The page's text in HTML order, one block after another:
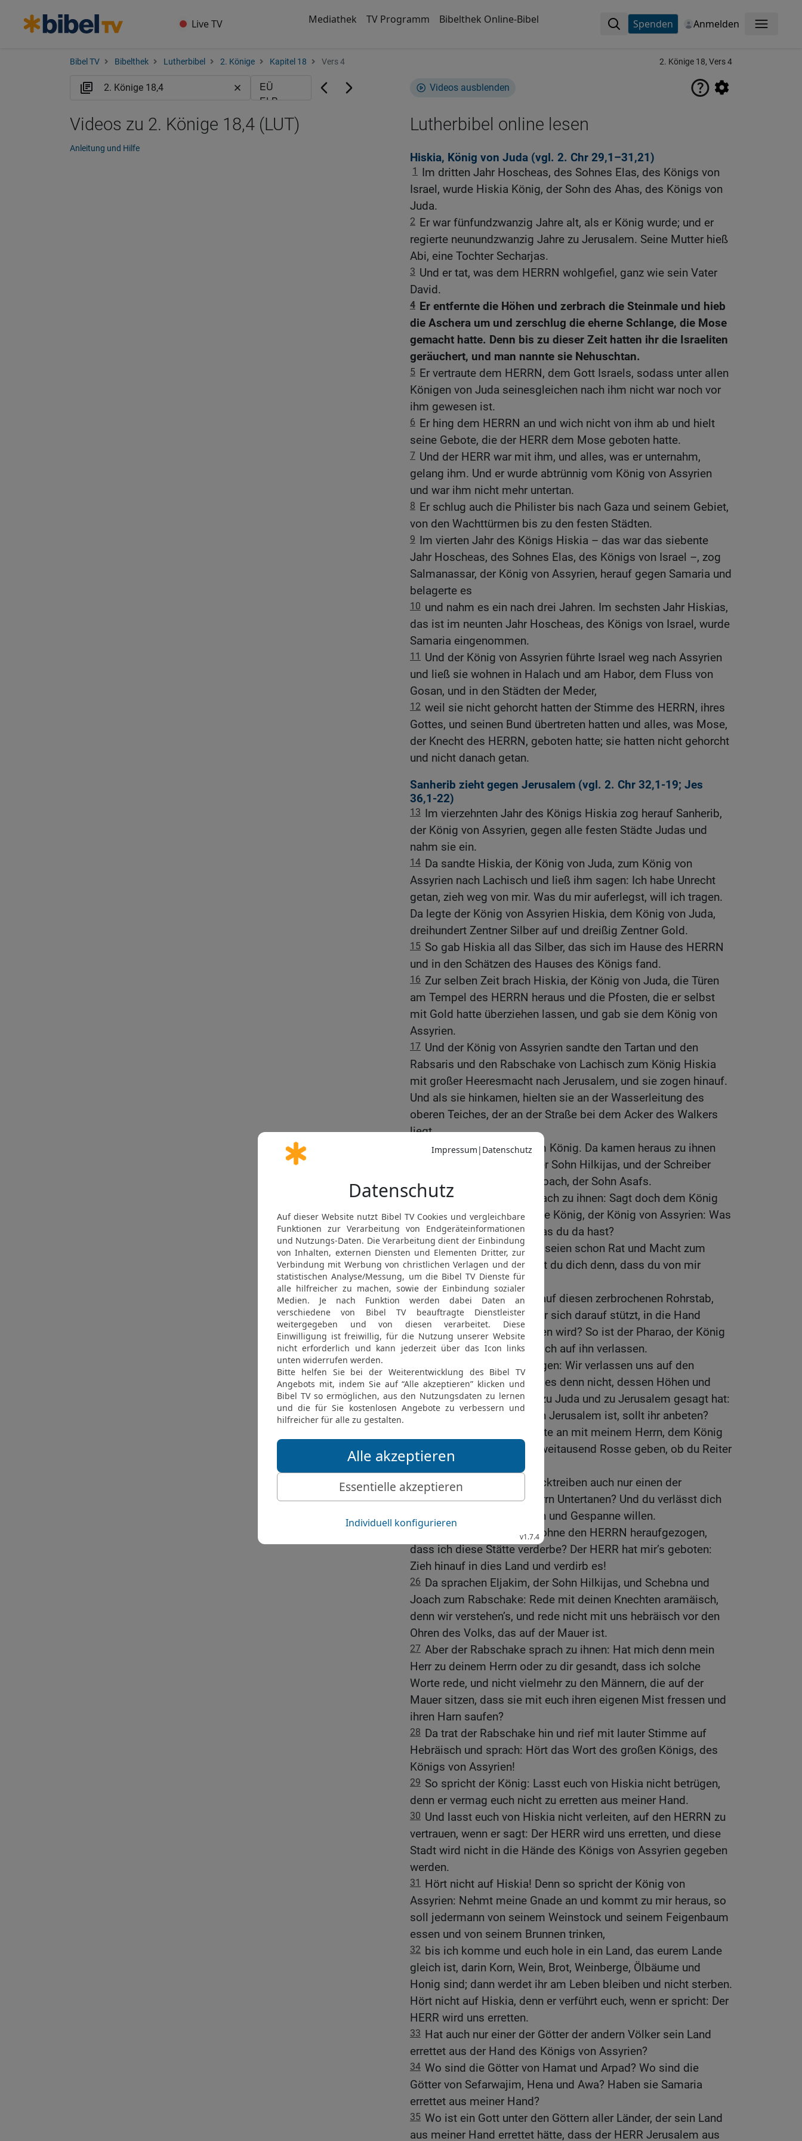
Live TV Mediathek TV Programm Bibelthek Online-Bibel Spenden Anmelden Menü
Bibel TV Bibelthek Lutherbibel 2. Könige Kapitel 18 Vers 4 2. Könige 18, Vers 4
Videos ausblenden
Lutherbibel online lesen
Hiskia, König von Juda (vgl. 2. Chr 29,1–31,21)
1
Im dritten Jahr Hoscheas, des Sohnes Elas, des Königs von
Israel, wurde Hiskia König, der Sohn des Ahas, des Königs von
Juda.
2 Er war fünfundzwanzig Jahre alt, als er König wurde; und er
regierte neunundzwanzig Jahre zu Jerusalem. Seine Mutter hieß
Abi, eine Tochter Secharjas.
3 Und er tat, was dem HERRN wohlgefiel, ganz wie sein Vater
David.
4 Er entfernte die Höhen und zerbrach die Steinmale und hieb
die Aschera um und zerschlug die eherne Schlange, die Mose
gemacht hatte. Denn bis zu dieser Zeit hatten ihr die Israeliten
geräuchert, und man nannte sie Nehuschtan.
5 Er vertraute dem HERRN, dem Gott Israels, sodass unter allen
Königen von Juda seinesgleichen nach ihm nicht war noch vor
ihm gewesen ist.
6 Er hing dem HERRN an und wich nicht von ihm ab und hielt
seine Gebote, die der HERR dem Mose geboten hatte.
7 Und der HERR war mit ihm, und alles, was er unternahm,
gelang ihm. Und er wurde abtrünnig vom König von Assyrien
und war ihm nicht mehr untertan.
8 Er schlug auch die Philister bis nach Gaza und seinem Gebiet,
von den Wachttürmen bis zu den festen Städten.
9 Im vierten Jahr des Königs Hiskia – das war das siebente
Jahr Hoscheas, des Sohnes Elas, des Königs von Israel –, zog
Salmanassar, der König von Assyrien, herauf gegen Samaria und
belagerte es
10 und nahm es ein nach drei Jahren. Im sechsten Jahr Hiskias,
das ist im neunten Jahr Hoscheas, des Königs von Israel, wurde
Samaria eingenommen.
11
Und der König von Assyrien führte Israel weg nach Assyrien
und ließ sie wohnen in Halach und am Habor, dem Fluss von
Gosan, und in den Städten der Meder,
12 weil sie nicht gehorcht hatten der Stimme des HERRN, ihres
Gottes, und seinen Bund übertreten hatten und alles, was Mose,
der Knecht des HERRN, geboten hatte; sie hatten nicht gehorcht
und nicht danach getan.
Sanherib zieht gegen Jerusalem (vgl. 2. Chr 32,1-19; Jes
36,1-22)
13 Im vierzehnten Jahr des Königs Hiskia zog herauf Sanherib,
der König von Assyrien, gegen alle festen Städte Judas und
nahm sie ein.
14 Da sandte Hiskia, der König von Juda, zum König von
Assyrien nach Lachisch und ließ ihm sagen: Ich habe Unrecht
getan, zieh weg von mir. Was du mir auferlegst, will ich tragen.
Da legte der König von Assyrien Hiskia, dem König von Juda,
dreihundert Zentner Silber auf und dreißig Zentner Gold.
15 So gab Hiskia all das Silber, das sich im Hause des HERRN
und in den Schätzen des Hauses des Königs fand.
16 Zur selben Zeit brach Hiskia, der König von Juda, die Türen
am Tempel des HERRN heraus und die Pfosten, die er selbst
mit Gold hatte überziehen lassen, und gab sie dem König von
Assyrien.
17 Und der König von Assyrien sandte den Tartan und den
Rabsaris und den Rabschake von Lachisch zum König Hiskia
mit großer Heeresmacht nach Jerusalem, und sie zogen hinauf.
Und als sie hinkamen, hielten sie an der Wasserleitung des
oberen Teiches, der an der Straße bei dem Acker des Walkers
liegt.
Und sie riefen nach dem König. Da kamen heraus zu ihnen
der Hofmeister Eljakim, der Sohn Hilkijas, und der Schreiber
Schebna und der Kanzler Joach, der Sohn Asafs.
19 Und der Rabschake sprach zu ihnen: Sagt doch dem König
Hiskia: So spricht der große König, der König von Assyrien: Was
ist das für ein Vertrauen, das du da hast?
20 Meinst du, bloße Worte seien schon Rat und Macht zum
Kämpfen? Auf wen verlässt du dich denn, dass du von mir
abtrünnig geworden bist?
21 Siehe, verlässt du dich auf diesen zerbrochenen Rohrstab,
auf Ägypten, der jedem, der sich darauf stützt, in die Hand
dringen und sie durchbohren wird? So ist der Pharao, der König
von Ägypten, für alle, die sich auf ihn verlassen.
Oder wollt ihr zu mir sagen: Wir verlassen uns auf den
HERRN, unsern Gott! Ist er es denn nicht, dessen Höhen und
Altäre Hiskia entfernt und zu Juda und zu Jerusalem gesagt hat:
Nur vor diesem Altar, der in Jerusalem ist, sollt ihr anbeten?
Wohlan, nimm eine Wette an mit meinem Herrn, dem König
von Assyrien: Ich will dir zweitausend Rosse geben, ob du Reiter
dazu stellen kannst?
Wie willst du denn zurücktreiben auch nur einen der
geringsten von meines Herrn Untertanen? Und du verlässt dich
auf Ägypten um der Wagen und Gespanne willen.
25
Meinst du aber, ich sei ohne den HERRN heraufgezogen,
dass ich diese Stätte verderbe? Der HERR hat mir’s geboten:
Zieh hinauf in dies Land und verdirb es!
26 Da sprachen Eljakim, der Sohn Hilkijas, und Schebna und
Joach zum Rabschake: Rede mit deinen Knechten aramäisch,
denn wir verstehen’s, und rede nicht mit uns hebräisch vor den
Ohren des Volks, das auf der Mauer ist.
27 Aber der Rabschake sprach zu ihnen: Hat mich denn mein
Herr zu deinem Herrn oder zu dir gesandt, dass ich solche
Worte rede, und nicht vielmehr zu den Männern, die auf der
Mauer sitzen, dass sie mit euch ihren eigenen Mist fressen und
ihren Harn saufen?
28 Da trat der Rabschake hin und rief mit lauter Stimme auf
Hebräisch und sprach: Hört das Wort des großen Königs, des
Königs von Assyrien!
29 So spricht der König: Lasst euch von Hiskia nicht betrügen,
denn er vermag euch nicht zu erretten aus meiner Hand.
30 Und lasst euch von Hiskia nicht verleiten, auf den HERRN zu
vertrauen, wenn er sagt: Der HERR wird uns erretten, und diese
Stadt wird nicht in die Hände des Königs von Assyrien gegeben
werden.
31
Hört nicht auf Hiskia! Denn so spricht der König von
Assyrien: Nehmt meine Gnade an und kommt zu mir heraus, so
soll jedermann von seinem Weinstock und seinem Feigenbaum
essen und von seinem Brunnen trinken,
32 bis ich komme und euch hole in ein Land, das eurem Lande
gleich ist, darin Korn, Wein, Brot, Weinberge, Ölbäume und
Honig sind; dann werdet ihr am Leben bleiben und nicht sterben.
Hört nicht auf Hiskia, denn er verführt euch, wenn er spricht: Der
HERR wird uns erretten.
33 Hat auch nur einer der Götter der andern Völker sein Land
errettet aus der Hand des Königs von Assyrien?
34 Wo sind die Götter von Hamat und Arpad? Wo sind die
Götter von Sefarwajim, Hena und Awa? Haben sie Samaria
errettet aus meiner Hand?
35 Wo ist ein Gott unter den Göttern aller Länder, der sein Land
aus meiner Hand errettet hätte, dass der HERR Jerusalem aus
Videos zu 2. Könige 18,4 (LUT)
Anleitung und Hilfe